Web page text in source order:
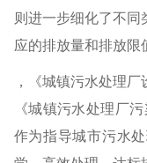
则进一步细化了不同
应的排放量和排放限
，《城镇污水处理
《城镇污水处理厂
作为指导城市污水